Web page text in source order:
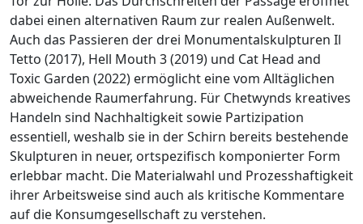
dabei einen alternativen Raum zur realen Außenwelt.
Auch das Passieren der drei Monumentalskulpturen Il
Tetto (2017), Hell Mouth 3 (2019) und Cat Head and
Toxic Garden (2022) ermöglicht eine vom Alltäglichen
abweichende Raumerfahrung. Für Chetwynds kreatives
Handeln sind Nachhaltigkeit sowie Partizipation
essentiell, weshalb sie in der Schirn bereits bestehende
Skulpturen in neuer, ortspezifisch komponierter Form
erlebbar macht. Die Materialwahl und Prozesshaftigkeit
ihrer Arbeitsweise sind auch als kritische Kommentare
auf die Konsumgesellschaft zu verstehen.